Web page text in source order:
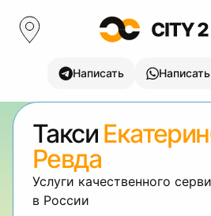
Написать Написать
Такси
Ревда
Услуги качественного
в России